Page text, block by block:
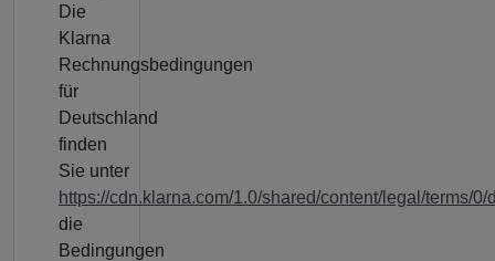
Die
Klarna
Rechnungsbedingungen
für
Deutschland
finden
Sie unter
https://cdn.klarna.com/1.0/shared/content/legal/terms/
die
Bedingungen